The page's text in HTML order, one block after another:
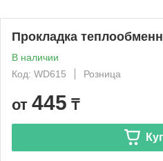
Прокладка
В наличии
Код: WD615
Розница
от 445 ₸